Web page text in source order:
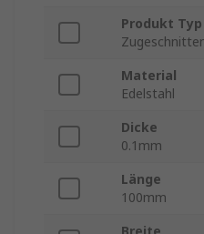
Produkt Typ
Material
Edelstahl
Dicke
0.1mm
Länge
100mm